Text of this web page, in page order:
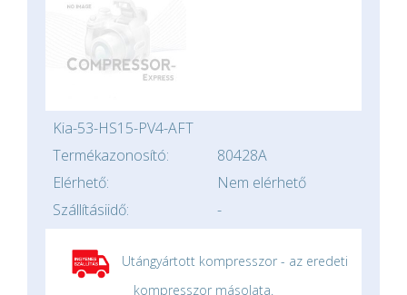
Kia-53-HS15-PV4-AFT
Termékazonosító:
80428A
Elérhető:
Nem elérhető
Szállításiidő:
-
Utángyártott kompresszor - az eredeti
kompresszor másolata.